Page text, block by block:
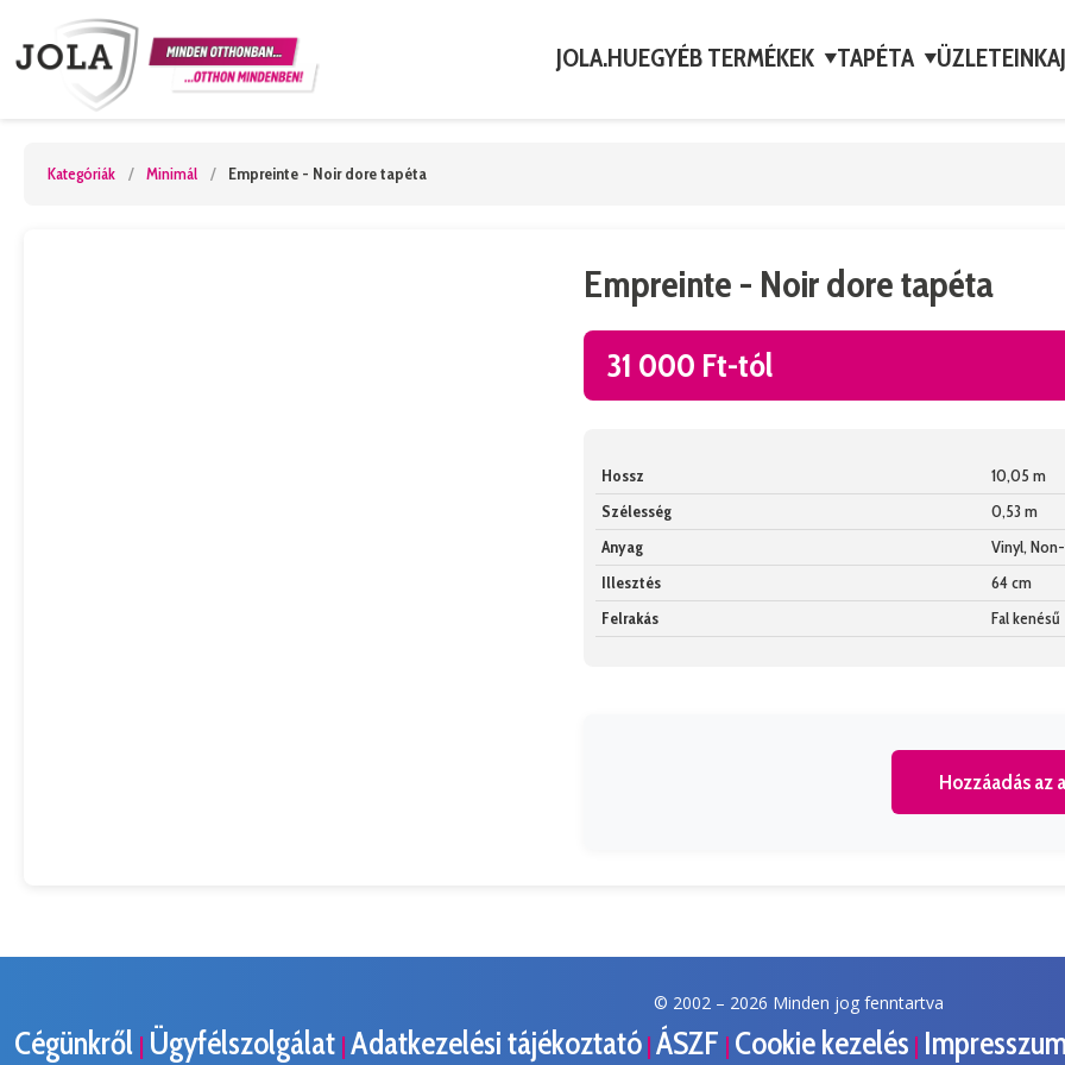
JOLA.HUEGYÉB TERMÉKEK ▼TAPÉTA ▼ÜZLETEINK
Kategóriák / Minimál / Empreinte - Noir dore tapéta
Empreinte - Noir dore tapéta
31 000 Ft-tól
Hossz
10,05 m
Szélesség
0,53 m
Anyag
Vinyl,
Illesztés
64 cm
Felrakás
Fal kenésű
Hozzáadás az
© 2002 – 2026 Minden jog fenntartva
Cégünkről | Ügyfélszolgálat | Adatkezelési tájékoztató | ÁSZF | Cookie kezelés |